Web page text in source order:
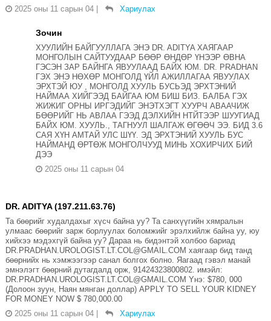
2025 оны 11 сарын 04
Хариулах
Зочин
ХУУЛИЙН БАЙГУУЛЛАГА ЭНЭ DR. ADITYA ХАЯГААР
МОНГОЛЫН САЙТУУДААР БӨӨР ӨНДӨР ҮНЭЭР ӨВНА
ГЭСЭН ЗАР БАЙНГА ЯВУУЛААД БАЙХ ЮМ. DR. PRADHAN
ГЭХ ЭНЭ НӨХӨР МОНГОЛД ҮЙЛ АЖИЛЛАГАА ЯВУУЛАХ
ЭРХТЭЙ ЮУ , МОНГОЛД ХУУЛЬ БУСЬЭД ЭРХТЭНИЙ
НАЙМАА ХИЙГЭЭД БАЙГАА ЮМ БИШ БИЗ. БАЛБА ГЭХ
ЖИЖИГ ОРНЫ ИРГЭДИЙГ ЭНЭТХЭГТ ХУУРЧ АВААЧИЖ
БӨӨРИЙГ НЬ АВЛАА ГЭЭД ДЭЛХИЙН НТЙТЭЭР ШУУГИАД
БАЙХ ЮМ. ХУУЛЬ., ТАГНУУЛ ШАЛГАЖ ӨГӨӨЧ ЭЭ. БИД 3.6
САЯ ХҮН АМТАЙ УЛС ШҮҮ. ЭД ЭРХТЭНИЙ ХУУЛЬ БУС
НАЙМАНД ӨРТӨЖ МОНГОЛЧУУД МИНЬ ХОХИРЧИХ БИЙ
ДЭЭ
2025 оны 11 сарын 04
DR. ADITYA (197.211.63.76)
Та бөөрийг худалдахыг хүсч байна уу? Та санхүүгийн хямралын
улмаас бөөрийг зарж борлуулах боломжийг эрэлхийлж байна уу, юу
хийхээ мэдэхгүй байна уу? Дараа нь бидэнтэй холбоо бариад
DR.PRADHAN.UROLOGIST.LT.COL@GMAIL.COM хаягаар бид танд
бөөрнийх нь хэмжээгээр санал болгох болно. Яагаад гэвэл манай
эмнэлэгт бөөрний дутагдалд орж, 91424323800802. имэйл:
DR.PRADHAN.UROLOGIST.LT.COL@GMAIL.COM Yнэ: $780, 000
(Долоон зуун, Наян мянган доллар) APPLY TO SELL YOUR KIDNEY
FOR MONEY NOW $ 780,000.00
2025 оны 11 сарын 04
Хариулах